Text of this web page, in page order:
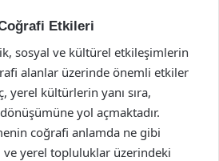
Etkileri
sosyal ve kültürel etkileşimlerin
alanlar üzerinde önemli etkiler
yerel kültürlerin yanı sıra,
yol açmaktadır.
coğrafi anlamda ne gibi
yerel topluluklar üzerindeki